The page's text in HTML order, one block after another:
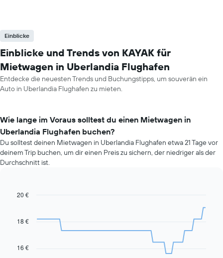
Einblicke
Einblicke und Trends von KAYAK für
Mietwagen in Uberlandia Flughafen
Entdecke die neuesten Trends und Buchungstipps, um souverän ein
Auto in Uberlandia Flughafen zu mieten.
Wie lange im Voraus solltest du einen Mietwagen in
Uberlandia Flughafen buchen?
Du solltest deinen Mietwagen in Uberlandia Flughafen etwa 21 Tage vor
deinem Trip buchen, um dir einen Preis zu sichern, der niedriger als der
Durchschnitt ist.
Line
91
data
Chart
16 €
18 €
20 €